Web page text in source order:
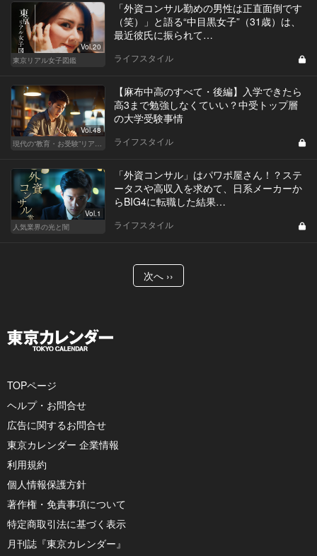
Vol.20
東京リアル女子図鑑
「外資コンサル勤めの男性は正直面倒です
（笑）」と語る“中目黒女子”（31歳）は、
最近彼氏に振られて…
ライフスタイル
Vol.48
現代の“教育・お受験”リアルドキュメント
【麻布中高のすべて・後編】入学できたら
高3まで勉強しなくていい？中受トップ層
の大学受験事情
ライフスタイル
Vol.1
人気業界の光と闇
「外資コンサル」はパワポ屋さん！？ステ
ータスや高収入を求めて、日系メーカーか
らBIG4に転職した結果…
ライフスタイル
次へ ››
TOPページ
ヘルプ・お問合せ
広告に関するお問合せ
東京カレンダー 企業情報
利用規約
個人情報保護方針
著作権・免責事項について
特定商取引法に基づく表示
月刊誌『東京カレンダー』